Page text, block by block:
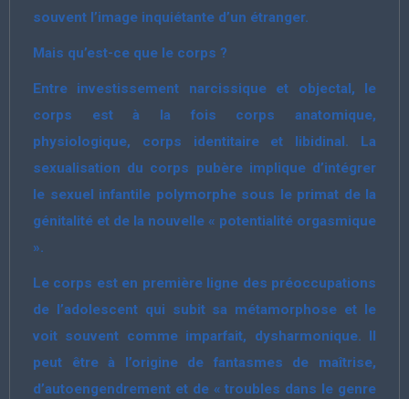
souvent l’image inquiétante d’un étranger.
Mais qu’est-ce que le corps ?
Entre investissement narcissique et objectal, le
corps est à la fois corps anatomique,
physiologique, corps identitaire et libidinal. La
sexualisation du corps pubère implique d’intégrer
le sexuel infantile polymorphe sous le primat de la
génitalité et de la nouvelle « potentialité orgasmique
».
Le corps est en première ligne des préoccupations
de l’adolescent qui subit sa métamorphose et le
voit souvent comme imparfait, dysharmonique. Il
peut être à l’origine de fantasmes de maîtrise,
d’autoengendrement et de « troubles dans le genre